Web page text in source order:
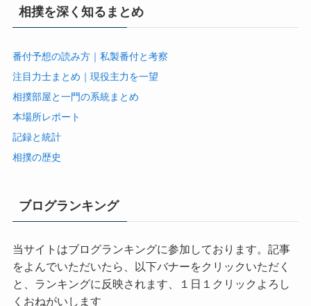
相撲を深く知るまとめ
番付予想の読み方｜私製番付と考察
注目力士まとめ｜現役主力を一望
相撲部屋と一門の系統まとめ
本場所レポート
記録と統計
相撲の歴史
ブログランキング
当サイトはブログランキングに参加しております。記事
をよんでいただいたら、以下バナーをクリックいただく
と、ランキングに反映されます、１日１クリックよろし
くおねがいします